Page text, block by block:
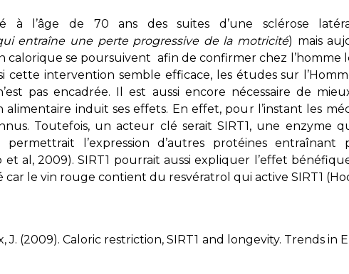
à l’âge de 70 ans des suites d’une sclérose
entraîne une perte progressive de la motricité) mais
calorique se poursuivent afin de confirmer chez l’homme
cette intervention semble efficace, les études sur
pas encadrée. Il est aussi encore nécessaire de
alimentaire induit ses effets. En effet, pour l’instant les
Toutefois, un acteur clé serait SIRT1, une enzyme
l’expression d’autres protéines
et al, 2009). SIRT1 pourrait aussi expliquer l’effet
car le vin rouge contient du resvératrol qui active SIRT1
J. (2009). Caloric restriction, SIRT1 and longevity. Trends in